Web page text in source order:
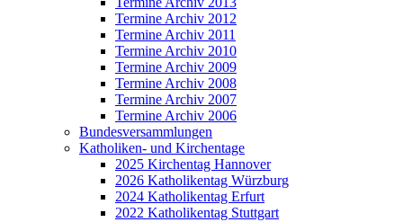
Termine Archiv 2012
Termine Archiv 2011
Termine Archiv 2010
Termine Archiv 2009
Termine Archiv 2008
Termine Archiv 2007
Termine Archiv 2006
Bundesversammlungen
Katholiken- und Kirchentage
2025 Kirchentag Hannover
2026 Katholikentag Würzburg
2024 Katholikentag Erfurt
2022 Katholikentag Stuttgart